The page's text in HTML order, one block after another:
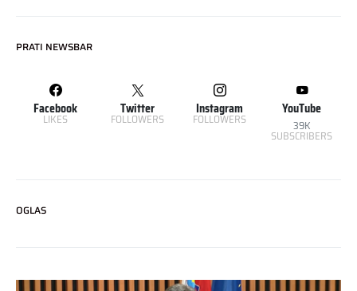
PRATI NEWSBAR
Facebook
LIKES
Twitter
FOLLOWERS
Instagram
FOLLOWERS
YouTube
39K
SUBSCRIBERS
OGLAS